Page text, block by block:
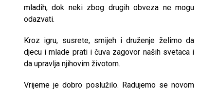
mladih, dok neki zbog drugih obveza ne mogu
odazvati.
Kroz igru, susrete, smijeh i druženje želimo da
djecu i mlade prati i čuva zagovor naših svetaca i
da upravlja njihovim životom.
Vrijeme je dobro poslužilo. Radujemo se novom